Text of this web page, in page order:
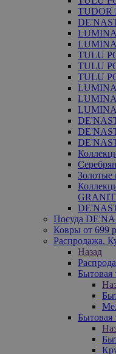
TUDOR
TULU
TULU
TULU
Золотые
Посуда
Ковры от 699
Распродажа.
Назад
Бытовая
Бытовая